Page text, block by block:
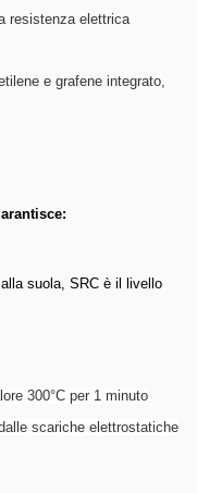
resistenza elettrica
e grafene integrato,
suola, SRC è il livello
300°C per 1 minuto
scariche elettrostatiche